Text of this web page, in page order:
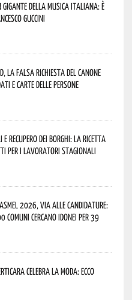
gigante della musica italiana: è
Guccini
la falsa richiesta del canone
e carte delle persone
e recupero dei borghi: la ricetta
per i lavoratori stagionali
2026, via alle candidature:
Comuni cercano idonei per 39
celebra la moda: ecco